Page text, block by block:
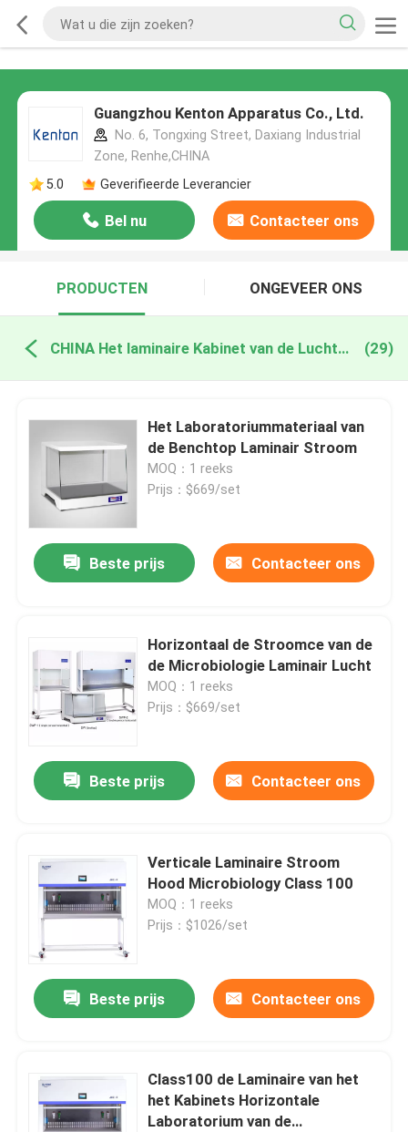
Guangzhou Kenton Apparatus Co., Ltd.
No. 6, Tongxing Street, Daxiang Industrial
Zone, Renhe,CHINA
5.0
Geverifieerde Leverancier
Bel nu Contacteer ons
PRODUCTEN ONGEVEER ONS
CHINA Het laminaire Kabinet van de Luchtstroom (29)
Het Laboratoriummateriaal van
de Benchtop Laminair Stroom
MOQ：1 reeks
Prijs：$669/set
Beste prijs Contacteer ons
Horizontaal de Stroomce van de
de Microbiologie Laminair Lucht
MOQ：1 reeks
Prijs：$669/set
Beste prijs Contacteer ons
Verticale Laminaire Stroom
Hood Microbiology Class 100
MOQ：1 reeks
Prijs：$1026/set
Beste prijs Contacteer ons
Class100 de Laminaire van het
het Kabinets Horizontale
Laboratorium van de